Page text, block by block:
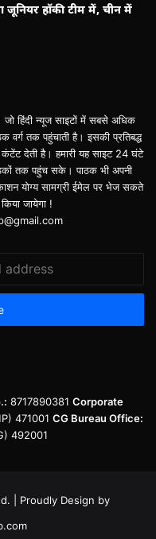
जूनियर हॉकी टीम में, चीन में
जो हिंदी न्यूज साइटों में सबसे अधिक
वर्ग तक पहुंचाती है। इसकी प्रतिबद्ध
देती है। हमारी यह साइट 24 घंटे
तक पहुंच सके। पाठक भी अपनी
योग्य सामग्री ईमेल पर भेज सकते
जायेगा !
8717890381 Corporate
471001 CG Bureau Office:
492001
| Proudly Design by